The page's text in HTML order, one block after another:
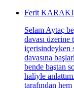
Ferit
Selam Aytaç
davası üzerine
içerisindeyken
davasına
bende baştan
haliyle
tarafından